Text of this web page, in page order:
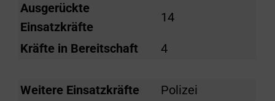
Ausgerückte
Einsatzkräfte
14
Kräfte in Bereitschaft 4
Weitere Einsatzkräfte Polizei